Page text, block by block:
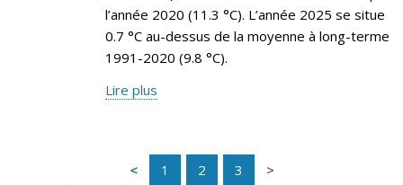
l’année 2020 (11.3 °C). L’année 2025 se situe
0.7 °C au-dessus de la moyenne à long-terme
1991-2020 (9.8 °C).
Lire plus
1 2 3